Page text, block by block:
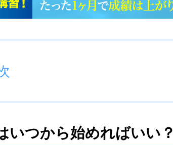
いつから始めればいい？